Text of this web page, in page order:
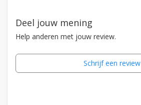
Deel jouw mening
Help anderen met jouw review.
Schrijf een review